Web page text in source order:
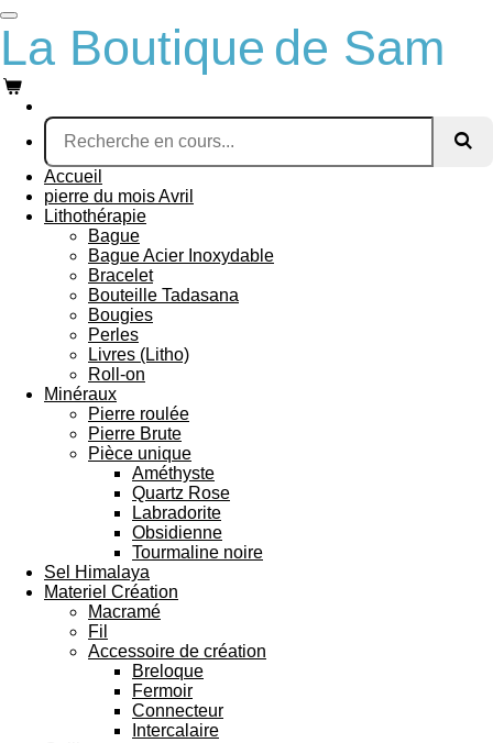
Passer
contenu
principal
La Boutique de Sam
Accueil
pierre du mois Avril
Lithothérapie
Bague
Bague Acier Inoxydable
Bracelet
Bouteille Tadasana
Bougies
Perles
Livres (Litho)
Roll-on
Minéraux
Pierre roulée
Pierre Brute
Pièce unique
Améthyste
Quartz Rose
Labradorite
Obsidienne
Tourmaline noire
Sel Himalaya
Materiel Création
Macramé
Fil
Accessoire de création
Breloque
Fermoir
Connecteur
Intercalaire